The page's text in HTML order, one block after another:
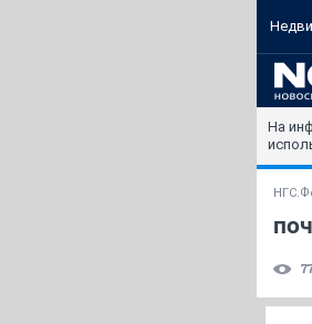
На